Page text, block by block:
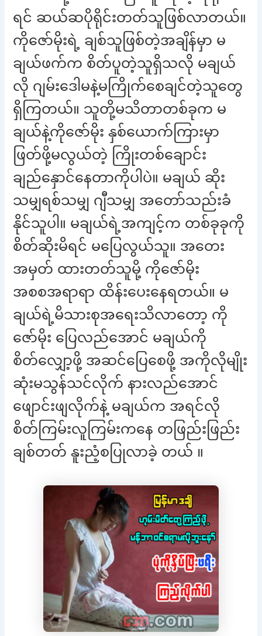
ရင် ဆယ်ဆပိုရိုင်းတတ်သူဖြစ်လာတယ်။
ကိုဇော်မိုးရဲ့ ချစ်သူဖြစ်တဲ့အချိန်မှာ မ
ချယ်ဖက်က စိတ်ပူတဲ့သူရှိသလို မချယ်
လို ဂျမ်းဒေါမနဲ့မကြိုက်စေချင်တဲ့သူတွေ
ရှိကြတယ်။ သူတို့မသိတာတစ်ခုက မ
ချယ်နဲ့ကိုဇော်မိုး နှစ်ယောက်ကြားမှာ
ဖြတ်ဖို့မလွယ်တဲ့ ကြိုးတစ်ချောင်း
ချည်နှောင်နေတာကိုပါပဲ။ မချယ် ဆိုး
သမျှရစ်သမျှ ဂျီသမျှ အတော်သည်းခံ
နိုင်သူပါ။ မချယ်ရဲ့အကျင့်က တစ်ခုခုကို
စိတ်ဆိုးမိရင် မပြေလွယ်သူ။ အတေး
အမှတ် ထားတတ်သူမို့ ကိုဇော်မိုး
အစစအရာရာ ထိန်းပေးနေရတယ်။ မ
ချယ်ရဲ့မိသားစုအရေးသိလာတော့ ကို
ဇော်မိုး ပြေလည်အောင် မချယ်ကို
စိတ်လျှော့ဖို့ အဆင်ပြေစေဖို့ အကိုလိုမျိုး
ဆုံးမသွန်သင်လိုက် နားလည်အောင်
ဖျောင်းဖျလိုက်နဲ့ မချယ်က အရင်လို
စိတ်ကြမ်းလူကြမ်းကနေ တဖြည်းဖြည်း
ချစ်တတ် နူးညံ့စပြုလာခဲ့ တယ် ။